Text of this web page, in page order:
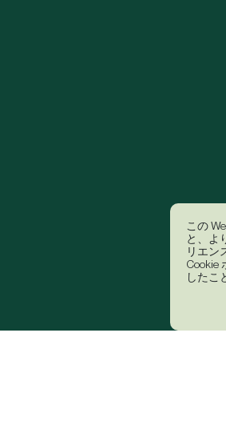
この
と、よ
リエン
Cookie
したこ